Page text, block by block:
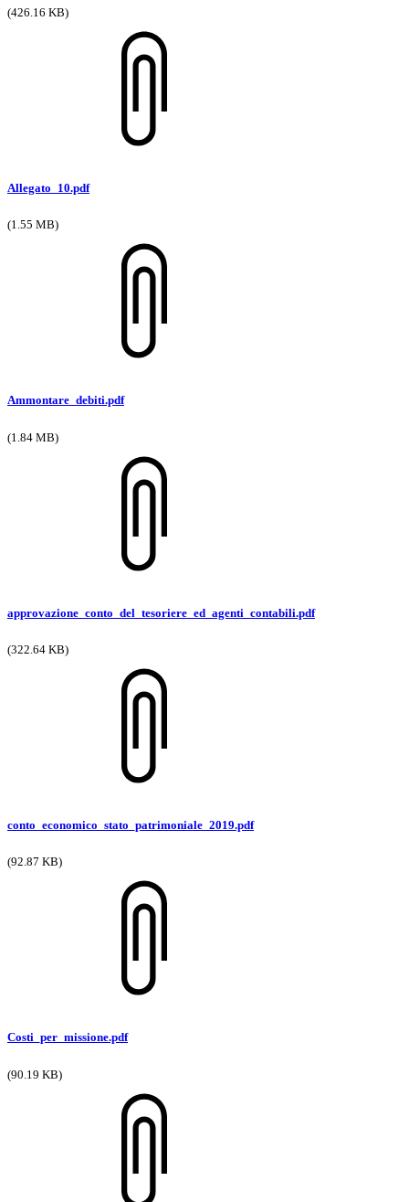
(426.16 KB)
Allegato_10.pdf
(1.55 MB)
Ammontare_debiti.pdf
(1.84 MB)
approvazione_conto_del_tesoriere_ed_agenti_contabili.pdf
(322.64 KB)
conto_economico_stato_patrimoniale_2019.pdf
(92.87 KB)
Costi_per_missione.pdf
(90.19 KB)